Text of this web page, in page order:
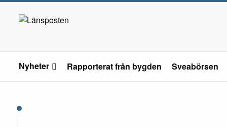
Nyheter Rapporterat från bygden Sveabörsen